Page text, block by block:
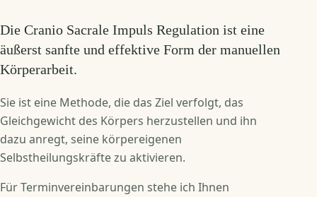
Die Cranio Sacrale Impuls Regulation ist eine
äußerst sanfte und effektive Form der manuellen
Körperarbeit.
Sie ist eine Methode, die das Ziel verfolgt, das
Gleichgewicht des Körpers herzustellen und ihn
dazu anregt, seine körpereigenen
Selbstheilungskräfte zu aktivieren.
Für Terminvereinbarungen stehe ich Ihnen